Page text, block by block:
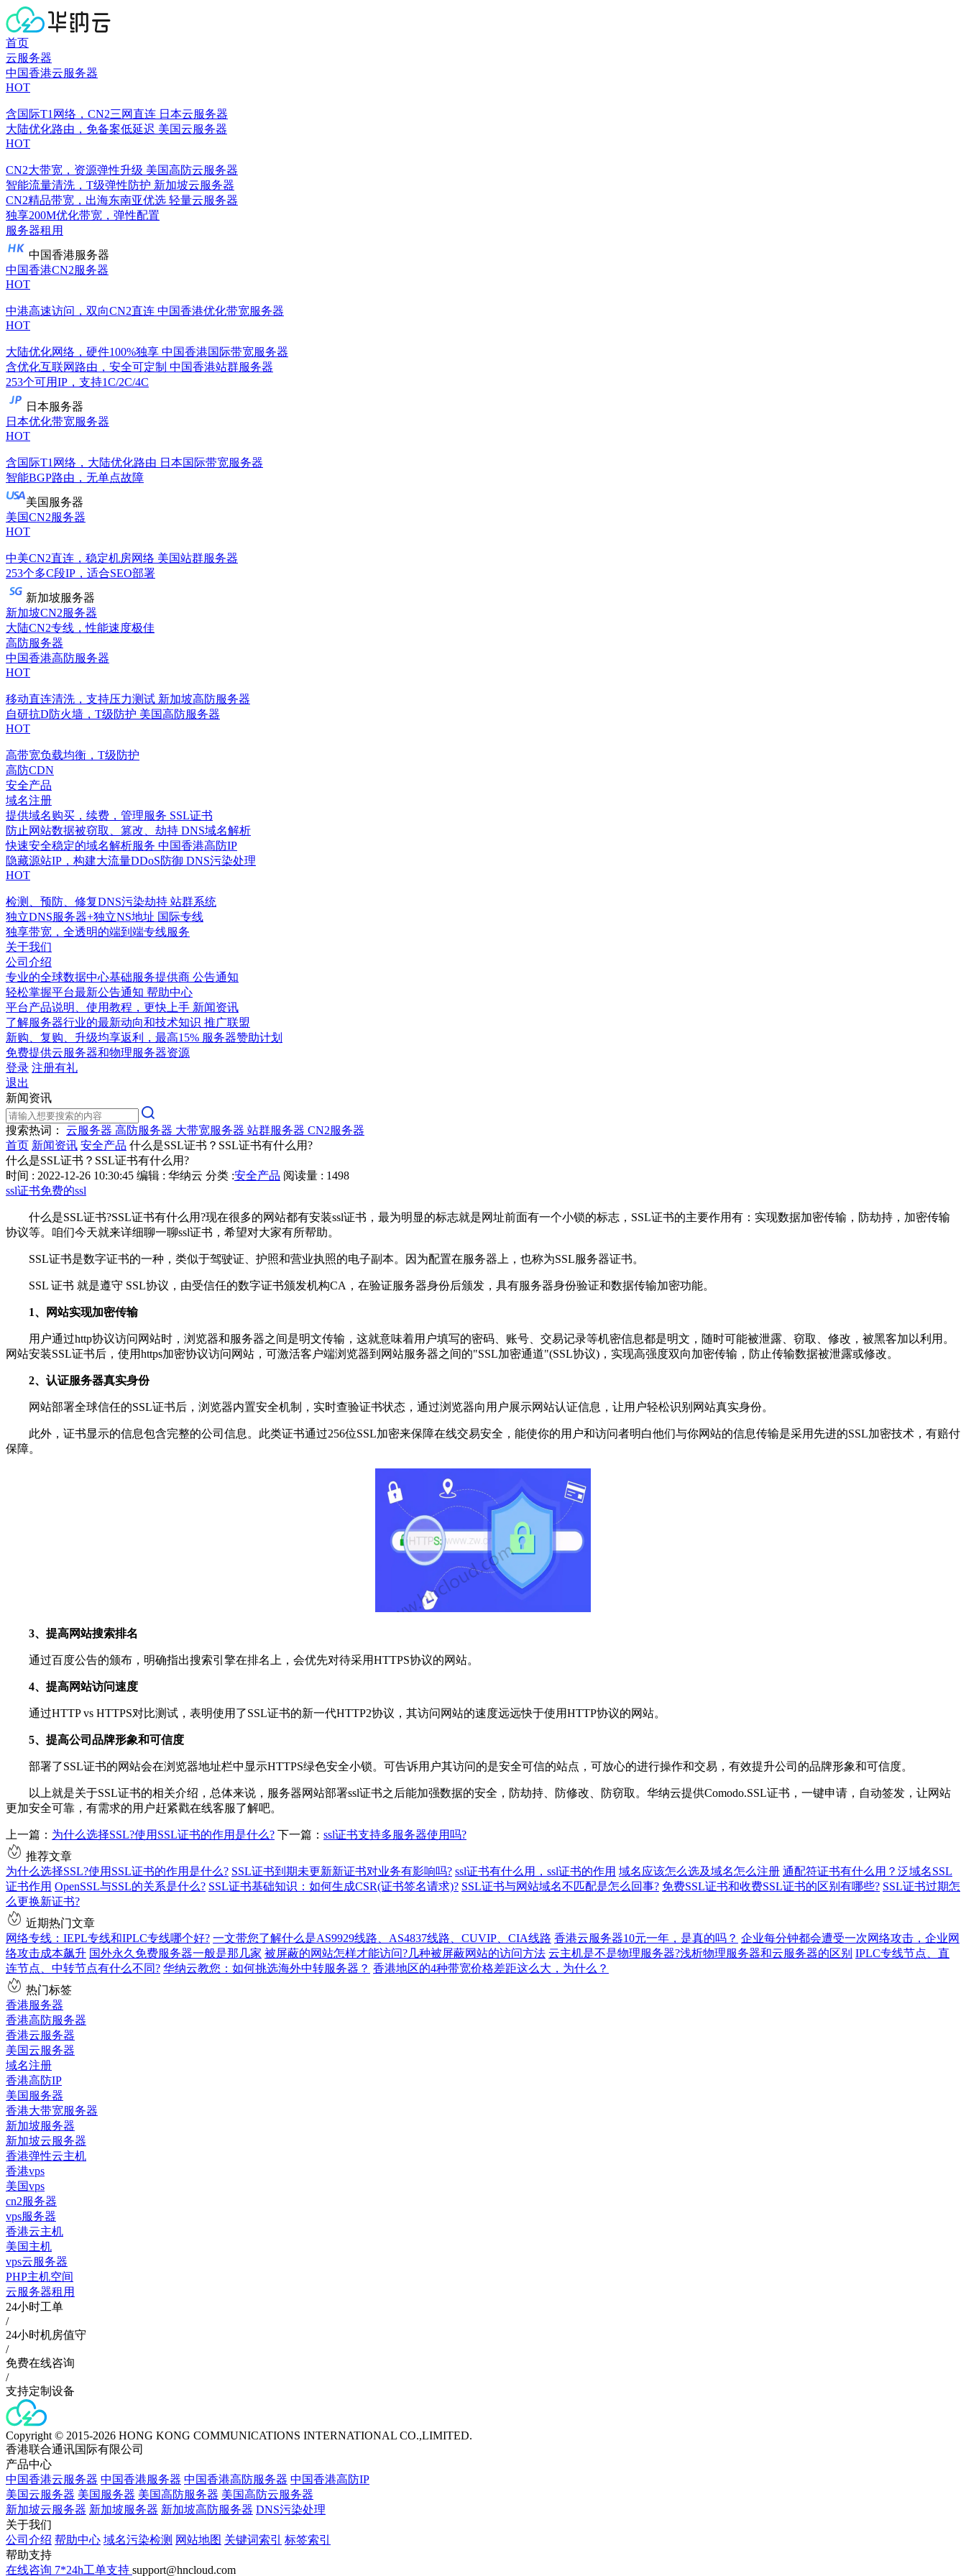
首页
云服务器
中国香港云服务器
HOT
含国际T1网络，CN2三网直连 日本云服务器
大陆优化路由，免备案低延迟 美国云服务器
HOT
CN2大带宽，资源弹性升级 美国高防云服务器
智能流量清洗，T级弹性防护 新加坡云服务器
CN2精品带宽，出海东南亚优选 轻量云服务器
独享200M优化带宽，弹性配置
服务器租用
中国香港服务器
中国香港CN2服务器
HOT
中港高速访问，双向CN2直连 中国香港优化带宽服务器
HOT
大陆优化网络，硬件100%独享 中国香港国际带宽服务器
含优化互联网路由，安全可定制 中国香港站群服务器
253个可用IP，支持1C/2C/4C
日本服务器
日本优化带宽服务器
HOT
含国际T1网络，大陆优化路由 日本国际带宽服务器
智能BGP路由，无单点故障
美国服务器
美国CN2服务器
HOT
中美CN2直连，稳定机房网络 美国站群服务器
253个多C段IP，适合SEO部署
新加坡服务器
新加坡CN2服务器
大陆CN2专线，性能速度极佳
高防服务器
中国香港高防服务器
HOT
移动直连清洗，支持压力测试 新加坡高防服务器
自研抗D防火墙，T级防护 美国高防服务器
HOT
高带宽负载均衡，T级防护
高防CDN
安全产品
域名注册
提供域名购买，续费，管理服务 SSL证书
防止网站数据被窃取、篡改、劫持 DNS域名解析
快速安全稳定的域名解析服务 中国香港高防IP
隐藏源站IP，构建大流量DDoS防御 DNS污染处理
HOT
检测、预防、修复DNS污染劫持 站群系统
独立DNS服务器+独立NS地址 国际专线
独享带宽，全透明的端到端专线服务
关于我们
公司介绍
专业的全球数据中心基础服务提供商 公告通知
轻松掌握平台最新公告通知 帮助中心
平台产品说明、使用教程，更快上手 新闻资讯
了解服务器行业的最新动向和技术知识 推广联盟
新购、复购、升级均享返利，最高15% 服务器赞助计划
免费提供云服务器和物理服务器资源
登录 注册有礼
退出
新闻资讯
搜索热词： 云服务器 高防服务器 大带宽服务器 站群服务器 CN2服务器
首页 新闻资讯 安全产品 什么是SSL证书？SSL证书有什么用?
什么是SSL证书？SSL证书有什么用?
时间 : 2022-12-26 10:30:45 编辑 : 华纳云 分类 :安全产品 阅读量 : 1498
ssl证书免费的ssl
什么是SSL证书?SSL证书有什么用?现在很多的网站都有安装ssl证书，最为明显的标志就是网址前面有一个小锁的标志，SSL证书的主要作用有：实现数据加密传输，防劫持，加密传输
协议等。咱们今天就来详细聊一聊ssl证书，希望对大家有所帮助。
SSL证书是数字证书的一种，类似于驾驶证、护照和营业执照的电子副本。因为配置在服务器上，也称为SSL服务器证书。
SSL 证书 就是遵守 SSL协议，由受信任的数字证书颁发机构CA，在验证服务器身份后颁发，具有服务器身份验证和数据传输加密功能。
1、网站实现加密传输
用户通过http协议访问网站时，浏览器和服务器之间是明文传输，这就意味着用户填写的密码、账号、交易记录等机密信息都是明文，随时可能被泄露、窃取、修改，被黑客加以利用。
网站安装SSL证书后，使用https加密协议访问网站，可激活客户端浏览器到网站服务器之间的"SSL加密通道"(SSL协议)，实现高强度双向加密传输，防止传输数据被泄露或修改。
2、认证服务器真实身份
网站部署全球信任的SSL证书后，浏览器内置安全机制，实时查验证书状态，通过浏览器向用户展示网站认证信息，让用户轻松识别网站真实身份。
此外，证书显示的信息包含完整的公司信息。此类证书通过256位SSL加密来保障在线交易安全，能使你的用户和访问者明白他们与你网站的信息传输是采用先进的SSL加密技术，有赔付
保障。
3、提高网站搜索排名
通过百度公告的颁布，明确指出搜索引擎在排名上，会优先对待采用HTTPS协议的网站。
4、提高网站访问速度
通过HTTP vs HTTPS对比测试，表明使用了SSL证书的新一代HTTP2协议，其访问网站的速度远远快于使用HTTP协议的网站。
5、提高公司品牌形象和可信度
部署了SSL证书的网站会在浏览器地址栏中显示HTTPS绿色安全小锁。可告诉用户其访问的是安全可信的站点，可放心的进行操作和交易，有效提升公司的品牌形象和可信度。
以上就是关于SSL证书的相关介绍，总体来说，服务器网站部署ssl证书之后能加强数据的安全，防劫持、防修改、防窃取。华纳云提供Comodo.SSL证书，一键申请，自动签发，让网站
更加安全可靠，有需求的用户赶紧戳在线客服了解吧。
上一篇： 为什么选择SSL?使用SSL证书的作用是什么? 下一篇： ssl证书支持多服务器使用吗?
推荐文章
为什么选择SSL?使用SSL证书的作用是什么? SSL证书到期未更新新证书对业务有影响吗? ssl证书有什么用，ssl证书的作用 域名应该怎么选及域名怎么注册 通配符证书有什么用？泛域名SSL
证书作用 OpenSSL与SSL的关系是什么? SSL证书基础知识：如何生成CSR(证书签名请求)? SSL证书与网站域名不匹配是怎么回事? 免费SSL证书和收费SSL证书的区别有哪些? SSL证书过期怎
么更换新证书?
近期热门文章
网络专线：IEPL专线和IPLC专线哪个好? 一文带您了解什么是AS9929线路、AS4837线路、CUVIP、CIA线路 香港云服务器10元一年，是真的吗？ 企业每分钟都会遭受一次网络攻击，企业网
络攻击成本飙升 国外永久免费服务器一般是那几家 被屏蔽的网站怎样才能访问?几种被屏蔽网站的访问方法 云主机是不是物理服务器?浅析物理服务器和云服务器的区别 IPLC专线节点、直
连节点、中转节点有什么不同? 华纳云教您：如何挑选海外中转服务器？ 香港地区的4种带宽价格差距这么大，为什么？
热门标签
香港服务器
香港高防服务器
香港云服务器
美国云服务器
域名注册
香港高防IP
美国服务器
香港大带宽服务器
新加坡服务器
新加坡云服务器
香港弹性云主机
香港vps
美国vps
cn2服务器
vps服务器
香港云主机
美国主机
vps云服务器
PHP主机空间
云服务器租用
24小时工单
/
24小时机房值守
/
免费在线咨询
/
支持定制设备
Copyright © 2015-2026 HONG KONG COMMUNICATIONS INTERNATIONAL CO.,LIMITED.
香港联合通讯国际有限公司
产品中心
中国香港云服务器 中国香港服务器 中国香港高防服务器 中国香港高防IP
美国云服务器 美国服务器 美国高防服务器 美国高防云服务器
新加坡云服务器 新加坡服务器 新加坡高防服务器 DNS污染处理
关于我们
公司介绍 帮助中心 域名污染检测 网站地图 关键词索引
标签索引
帮助支持
在线咨询 7*24h工单支持 support@hncloud.com